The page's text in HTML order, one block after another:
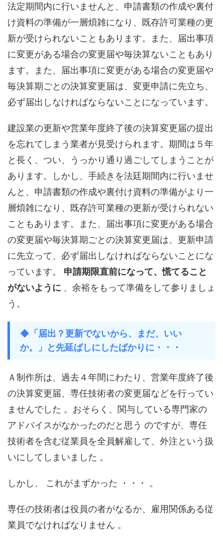
法定期間内に行いませんと、申請書類の作成や裏付
け資料の準備が一層煩雑になり、既存許可業種の更
新が受けられないこともあります。また、届出事項
に変更がある場合の変更届や毎決算ないこともあり
ます。また、届出事項に変更がある場合の変更届や
毎決算期ごとの決算変更届は、変更申請に先立ち、
必ず届出しなければならないことになっています。
建設業の更新や営業年度終了後の決算変更届の提出
を忘れてしまう業者が見受けられます。期間は５年
と長く、つい、うっかり通り過ごしてしまうことが
あります。しかし、手続きを法廷期間内に行いませ
んと、申請書類の作成や裏付け資料の準備がより一
層煩雑になり、既存許可業種の更新が受けられない
こともあります。また、届出事項に変更がある場合
の変更届や毎決算期ごとの決算変更届は、更新申請
に先立って、必ず届出しなければならないことにな
っています。 申請期限直前になって、慌てること
がないように 、余裕をもって準備をして参りましょ
う。
◆「届出？更新でないから、まだ、いい
か。」と先延ばしにしたばかりに・・・
Ａ制作所は、過去４年間にわたり、営業年度終了後
の決算変更届、専任技術者の変更届などを行ってい
ませんでした 。おそらく、関与している専門家の
アドバイスがなかったのだと思う のですが、専任
技術者を含む従業員を全員解雇して、外注という扱
いにしてしまいました 。
しかし、 これがまずかった ・・・ 。
専任の技術者は役員の者がなるか、雇用関係ある従
業員でなければなりません 。